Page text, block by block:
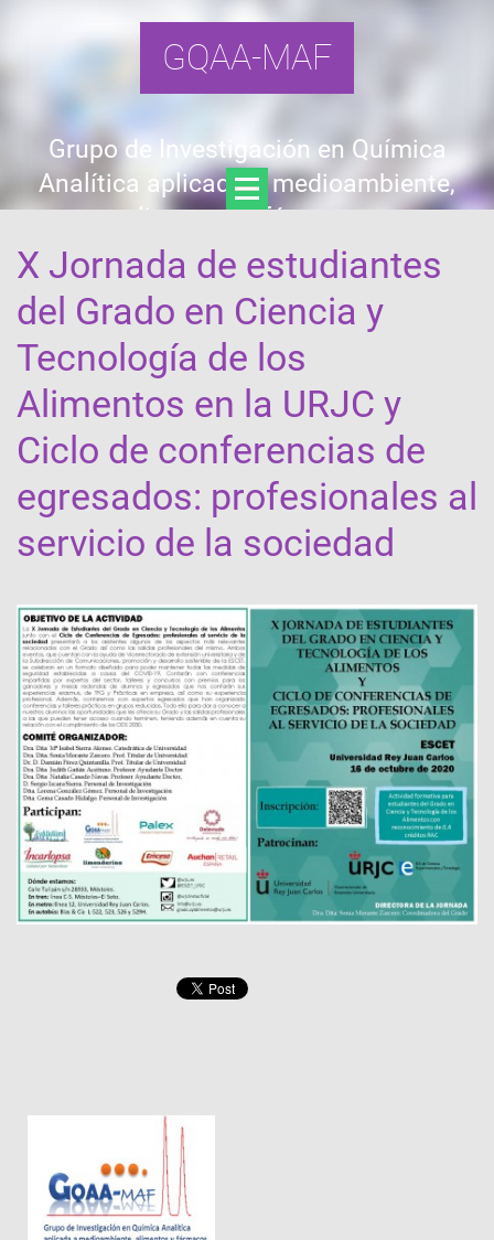
GQAA-MAF
Grupo de Investigación en Química
Analítica aplicada a medioambiente,
alimentos y fármacos
X Jornada de estudiantes
del Grado en Ciencia y
Tecnología de los
Alimentos en la URJC y
Ciclo de conferencias de
egresados: profesionales al
servicio de la sociedad